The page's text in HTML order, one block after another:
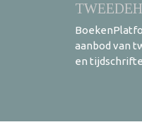
aanbod van
en